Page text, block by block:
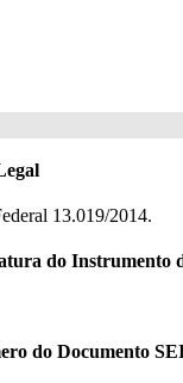
13.019/2014.
do Instrumento
do Documento